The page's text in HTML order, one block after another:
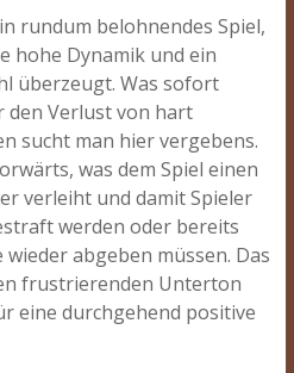
rundum belohnendes Spiel,
hohe Dynamik und ein
überzeugt. Was sofort
den Verlust von hart
sucht man hier vergebens.
was dem Spiel einen
verleiht und damit Spieler
werden oder bereits
abgeben müssen. Das
frustrierenden Unterton
eine durchgehend positive